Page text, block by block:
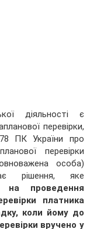
діяльності є
перевірки,
ПК України про
перевірки
особа)
рішення, яке
на проведення
платника
коли йому до
вручено у